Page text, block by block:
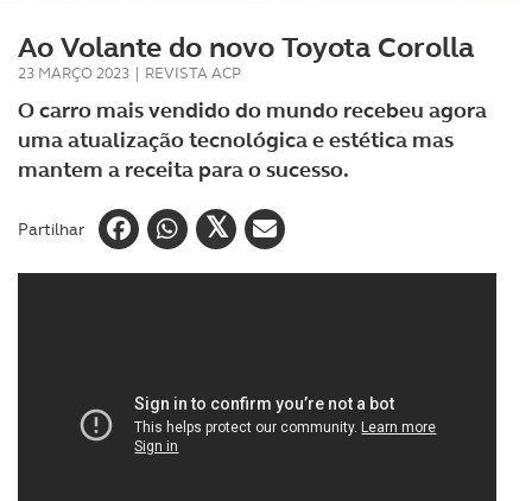
Ao Volante do novo Toyota Corolla
23 MARÇO 2023 | REVISTA ACP
O carro mais vendido do mundo recebeu agora
uma atualização tecnológica e estética mas
mantem a receita para o sucesso.
Partilhar